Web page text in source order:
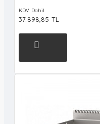
KDV Dahil
37.898,85 TL